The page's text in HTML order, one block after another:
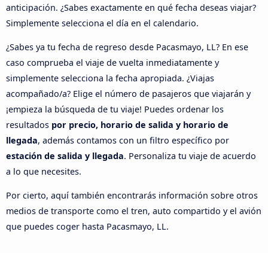
anticipación. ¿Sabes exactamente en qué fecha deseas viajar?
Simplemente selecciona el día en el calendario.
¿Sabes ya tu fecha de regreso desde Pacasmayo, LL? En ese
caso comprueba el viaje de vuelta inmediatamente y
simplemente selecciona la fecha apropiada. ¿Viajas
acompañado/a? Elige el número de pasajeros que viajarán y
¡empieza la búsqueda de tu viaje! Puedes ordenar los
resultados por precio, horario de salida y horario de
llegada, además contamos con un filtro específico por
estación de salida y llegada. Personaliza tu viaje de acuerdo
a lo que necesites.
Por cierto, aquí también encontrarás información sobre otros
medios de transporte como el tren, auto compartido y el avión
que puedes coger hasta Pacasmayo, LL.